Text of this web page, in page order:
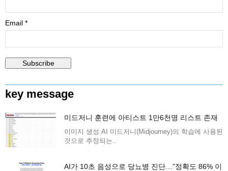
Email *
key message
미드저니 훈련에 아티스트 1만6천명 리스트 존재
이미지 생성 AI 미드저니(Midjourney)의 학습에 사용된
것으로 추정되는..
AI가 10초 음성으로 당뇨병 진단…”정확도 86% 이